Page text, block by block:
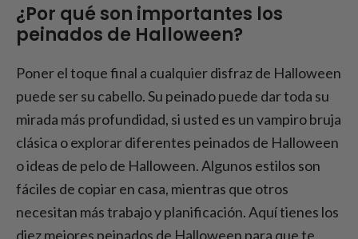
¿Por qué son importantes los
peinados de Halloween?
Poner el toque final a cualquier disfraz de Halloween
puede ser su cabello. Su peinado puede dar toda su
mirada más profundidad, si usted es un vampiro bruja
clásica o explorar diferentes peinados de Halloween
o ideas de pelo de Halloween. Algunos estilos son
fáciles de copiar en casa, mientras que otros
necesitan más trabajo y planificación. Aquí tienes los
diez mejores peinados de Halloween para que te